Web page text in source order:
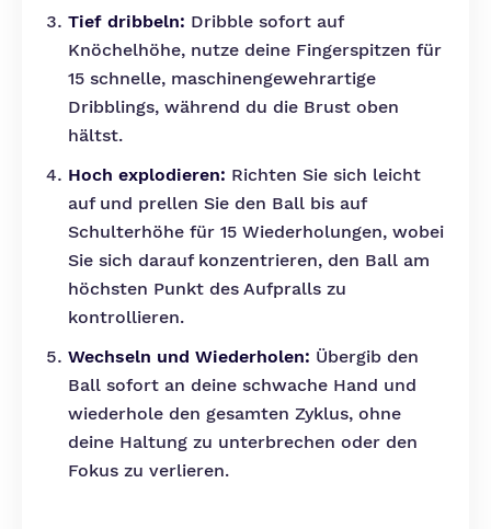
Tief dribbeln: Dribble sofort auf
Knöchelhöhe, nutze deine Fingerspitzen für
15 schnelle, maschinengewehrartige
Dribblings, während du die Brust oben
hältst.
Hoch explodieren: Richten Sie sich leicht
auf und prellen Sie den Ball bis auf
Schulterhöhe für 15 Wiederholungen, wobei
Sie sich darauf konzentrieren, den Ball am
höchsten Punkt des Aufpralls zu
kontrollieren.
Wechseln und Wiederholen: Übergib den
Ball sofort an deine schwache Hand und
wiederhole den gesamten Zyklus, ohne
deine Haltung zu unterbrechen oder den
Fokus zu verlieren.